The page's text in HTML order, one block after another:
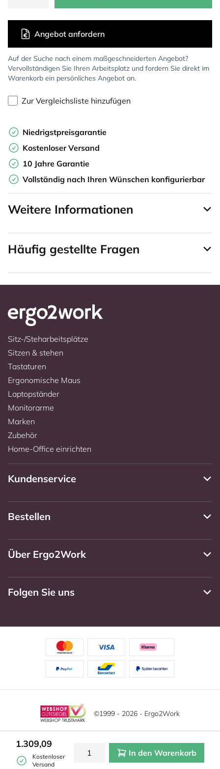
Auf der Suche nach einem maßgeschneiderten Angebot?
Vervollständigen Sie Ihren Arbeitsplatz und fordern Sie direkt im
Warenkorb ein persönliches Angebot an.
Angebot anfordern
Zur Vergleichsliste hinzufügen
Niedrigstpreisgarantie
Kostenloser Versand
10 Jahre Garantie
Vollständig nach Ihren Wünschen konfigurierbar
1.309,09
Kostenloser
Versand
In den Warenkorb
Weitere Informationen
Häufig gestellte Fragen
Sitz-/Steharbeitsplätze
Sitzen & stehen
Tastaturen
Ergonomische Maus
Laptopständer
Monitorarme
Marken
Zubehör
Home-Office einrichten
Kundenservice
Bestellen
Über Ergo2Work
Folgen Sie uns
©1999 - 2026 - Ergo2Work
Haftungsausschluss
Allgemeine Geschäftsbedingungen
Cookie-Einstellungen
Diese Website verwendet Cookies. Lesen Sie unsere
Datenschutzerklärung für weitere Informationen.Mehr
|Verstecken